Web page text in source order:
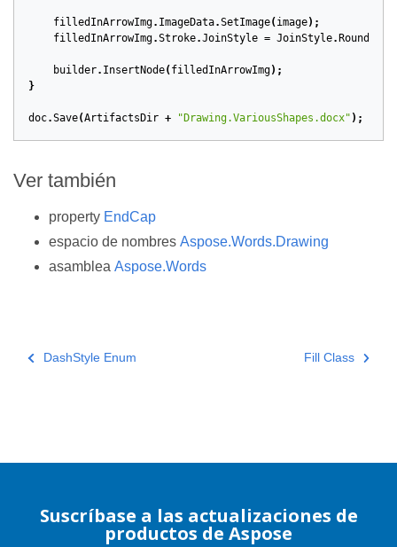
filledInArrowImg. ImageData.SetImage( image);
filledInArrowImg.Stroke.JoinStyle = JoinStyle. Round
builder. InsertNode( filledInArrowImg);
}
doc.Save(ArtifactsDir + "Drawing.VariousShapes.docx" );
Ver también
property EndCap
espacio de nombres Aspose.Words.Drawing
asamblea Aspose.Words
DashStyle Enum Fill Class
Suscríbase a las actualizaciones de
productos de Aspose